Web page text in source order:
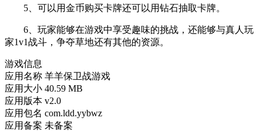
5、可以用金币购买卡牌还可以用钻石抽取卡牌。
6、玩家能够在游戏中享受趣味的挑战，还能够与真人玩
家1v1战斗，争夺草地还有其他的资源。
游戏信息
应用名称 羊羊保卫战游戏
应用大小 40.59 MB
应用版本 v2.0
应用包名 com.ldd.yybwz
应用备案 未备案